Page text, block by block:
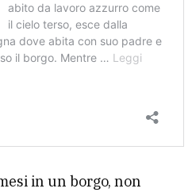
in un borgo, non